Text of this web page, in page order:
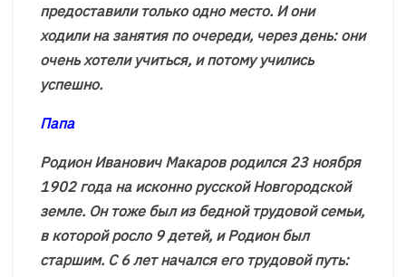
предоставили только одно место. И они
ходили на занятия по очереди, через день: они
очень хотели учиться, и потому учились
успешно.
Папа
Родион Иванович Макаров родился 23 ноября
1902 года на исконно русской Новгородской
земле. Он тоже был из бедной трудовой семьи,
в которой росло 9 детей, и Родион был
старшим. С 6 лет начался его трудовой путь: